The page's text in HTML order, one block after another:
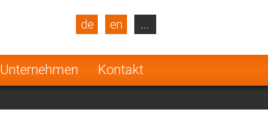
Unternehmen Kontakt
de en
Turkey
Netherlands
...